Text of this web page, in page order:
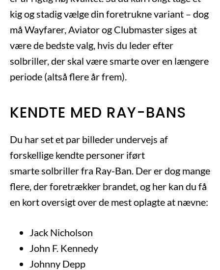
kig og stadig vælge din foretrukne variant – dog
må Wayfarer, Aviator og Clubmaster siges at
være de bedste valg, hvis du leder efter
solbriller, der skal være smarte over en længere
periode (altså flere år frem).
KENDTE MED RAY-BANS
Du har set et par billeder undervejs af
forskellige kendte personer iført
smarte solbriller fra Ray-Ban. Der er dog mange
flere, der foretrækker brandet, og her kan du få
en kort oversigt over de mest oplagte at nævne:
Jack Nicholson
John F. Kennedy
Johnny Depp